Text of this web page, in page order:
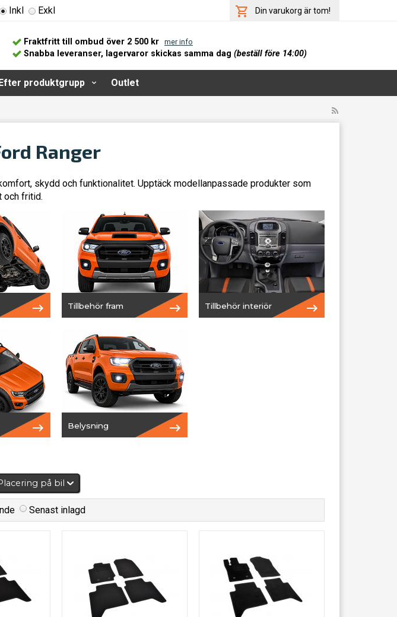
Din varukorg är tom!
Inkl Exkl
Fraktfritt till ombud över 2 500 kr mer info
Snabba leveranser, lagervaror skickas samma dag (beställ före 14:00)
produktgrupp Outlet
Ranger
skydd och funktionalitet. Upptäck modellanpassade produkter som
och fritid.
Tillbehör fram Tillbehör interiör
Belysning
på bil
Senast inlagd